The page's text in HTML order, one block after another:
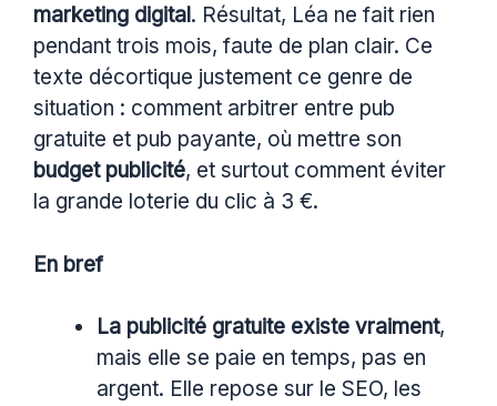
marketing digital. Résultat, Léa ne fait rien
pendant trois mois, faute de plan clair. Ce
texte décortique justement ce genre de
situation : comment arbitrer entre pub
gratuite et pub payante, où mettre son
budget publicité, et surtout comment éviter
la grande loterie du clic à 3 €.
En bref
La publicité gratuite existe vraiment,
mais elle se paie en temps, pas en
argent. Elle repose sur le SEO, les